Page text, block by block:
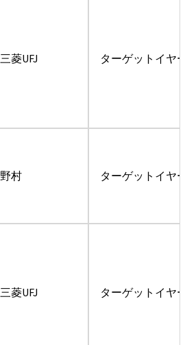
三菱UFJ ターゲットイヤ
野村 ターゲットイヤ
三菱UFJ ターゲットイヤ